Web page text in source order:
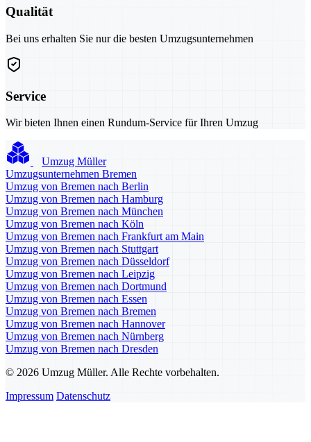
Qualität
Bei uns erhalten Sie nur die besten Umzugsunternehmen
Service
Wir bieten Ihnen einen Rundum-Service für Ihren Umzug
Umzug Müller
Umzugsunternehmen Bremen
Umzug von Bremen nach Berlin
Umzug von Bremen nach Hamburg
Umzug von Bremen nach München
Umzug von Bremen nach Köln
Umzug von Bremen nach Frankfurt am Main
Umzug von Bremen nach Stuttgart
Umzug von Bremen nach Düsseldorf
Umzug von Bremen nach Leipzig
Umzug von Bremen nach Dortmund
Umzug von Bremen nach Essen
Umzug von Bremen nach Bremen
Umzug von Bremen nach Hannover
Umzug von Bremen nach Nürnberg
Umzug von Bremen nach Dresden
© 2026 Umzug Müller. Alle Rechte vorbehalten.
Impressum Datenschutz